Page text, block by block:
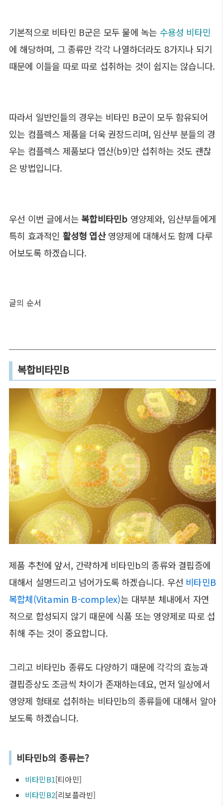
기본적으로 비타민 B군은 모두 물에 녹는 수용성 비타민
에 해당하며, 그 종류만 각각 나열하더라도 8가지나 되기
때문에 이들을 따로 따로 섭취하는 것이 쉽지는 않습니다.
따라서 일반인들의 경우는 비타민 B군이 모두 함유되어
있는 컴플렉스 제품을 더욱 권장드리며, 임산부 분들의 경
우는 컴플렉스 제품보다 엽산(b9)만 섭취하는 것도 괜찮
은 방법입니다.
우선 이번 글에서는 복합비타민b 영양제와, 임산부들에게
특히 효과적인 활성형 엽산영양제에 대해서도 함께 다루
어보도록 하겠습니다.
글의 순서
복합비타민B
제품 추천에 앞서, 간략하게 비타민b의 종류와 결핍증에
대해서 설명드리고 넘어가도록 하겠습니다. 우선 비타민B
복합체(Vitamin B-complex)는 대부분 체내에서 자연
적으로 합성되지 않기 때문에 식품 또는 영양제로 따로 섭
취해 주는 것이 중요합니다.
그리고 비타민b 종류도 다양하기 때문에 각각의 효능과
결핍증상도 조금씩 차이가 존재하는데요, 먼저 일상에서
영양제 형태로 섭취하는 비타민b의 종류들에 대해서 알아
보도록 하겠습니다.
비타민b의 종류는?
비타민B1[티아민]
비타민B2[리보플라빈]